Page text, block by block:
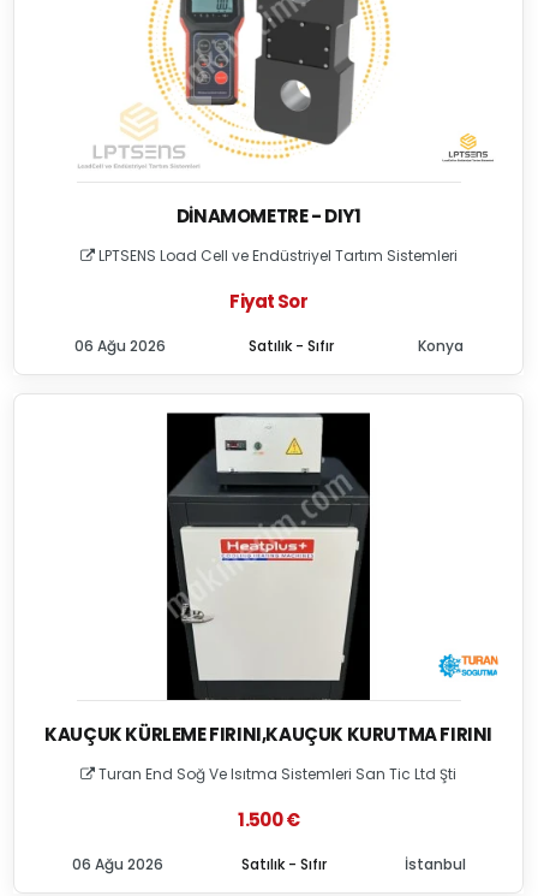
DINAMOMETRE - DIY1
LPTSENS Load Cell ve Endüstriyel Tartım Sistemleri
Fiyat Sor
Satılık - Sıfır
06 Ağu 2026 Konya
KAUÇUK KÜRLEME FIRINI,KAUÇUK KURUTMA FIRINI
Turan End Soğ Ve Isıtma Sistemleri San Tic Ltd Şti
1.500 €
Satılık - Sıfır
06 Ağu 2026 İstanbul